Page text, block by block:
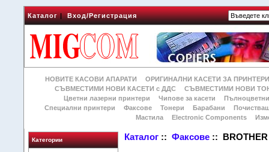
Каталог|Вход/Регистрация
НОВИТЕ КАСОВИ АПАРАТИ
ОРИГИНАЛНИ КАСЕТИ ЗА
СЪВМЕСТИМИ НОВИ КАСЕТИ с ДДС
СЪВМЕСТИМИ НОВИ
Цветни лазерни принтери
Чипове за касети
Специални принтери
Факсове Тонери Барабани
Мастила
Electronic Components
Категории Каталог ::Факсове :: BROTHER